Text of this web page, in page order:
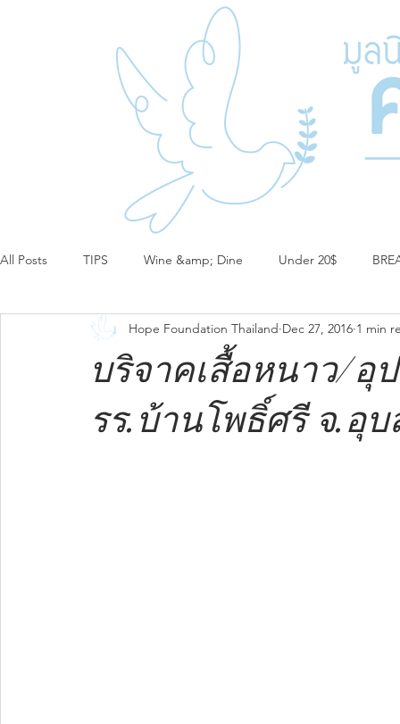
All Posts TIPS Wine &amp; Dine Under 20$
บริจาคเสื้อหนาว/อุ
รร.บ้านโพธิ์ศรี จ.อุ
Hope Foundation Thailand Dec 27, 2016 1 min